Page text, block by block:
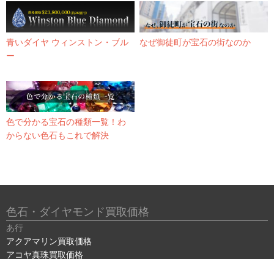
青いダイヤ ウィンストン・ブル
ー
なぜ御徒町が宝石の街なのか
色で分かる宝石の種類一覧！わ
からない色石もこれで解決
色石・ダイヤモンド買取価格
あ行
アクアマリン買取価格
アコヤ真珠買取価格